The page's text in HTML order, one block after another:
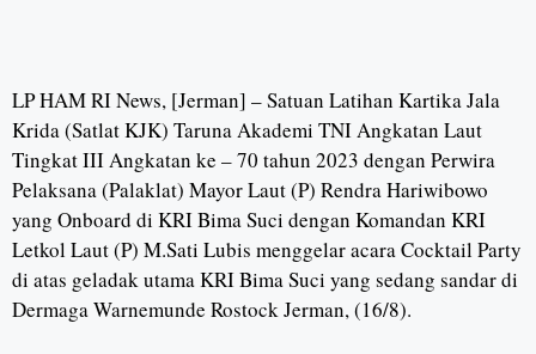
LP HAM RI News, [Jerman] – Satuan Latihan Kartika Jala
Krida (Satlat KJK) Taruna Akademi TNI Angkatan Laut
Tingkat III Angkatan ke – 70 tahun 2023 dengan Perwira
Pelaksana (Palaklat) Mayor Laut (P) Rendra Hariwibowo
yang Onboard di KRI Bima Suci dengan Komandan KRI
Letkol Laut (P) M.Sati Lubis menggelar acara Cocktail Party
di atas geladak utama KRI Bima Suci yang sedang sandar di
Dermaga Warnemunde Rostock Jerman, (16/8).